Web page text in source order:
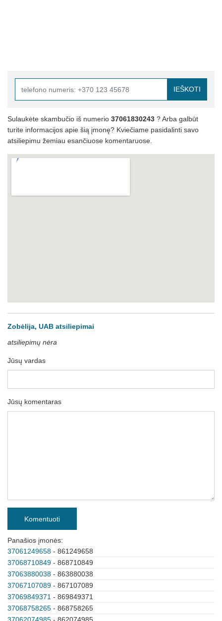
IEŠKOTI
Sulaukėte skambučio iš numerio 37061830243 ? Arba galbūt
turite informacijos apie šią įmonę? Kviečiame pasidalinti savo
atsiliepimu žemiau esančiuose komentaruose.
Zobėlija, UAB atsiliepimai
atsiliepimų nėra
Jūsų vardas
Jūsų komentaras
Komentuoti
Panašios įmonės:
37061249658 - 861249658
37068710849 - 868710849
37063880038 - 863880038
37067107089 - 867107089
37069849371 - 869849371
37068758265 - 868758265